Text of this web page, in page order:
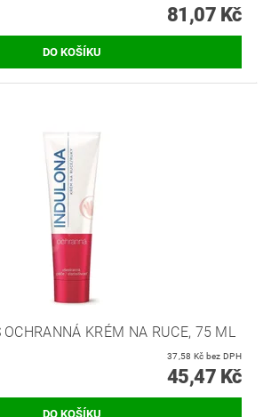
81,07 Kč
OCHRANNÁ KRÉM NA RUCE, 75 ML
37,58 Kč bez DPH
45,47 Kč